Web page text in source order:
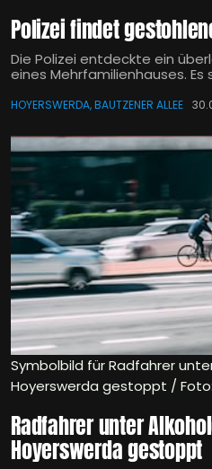
Polizei findet
Die Polizei entdeckte ein
eines Mehrfamilienhauses. Es
HOYERSWERDA, BAUTZENER ALLEE
Symbolbild für Radfahrer
Hoyerswerda gestoppt /
Radfahrer unter
Hoyerswerda gestoppt